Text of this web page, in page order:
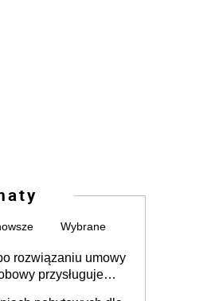
Wybrane
rozwiązaniu umowy
przysługuje